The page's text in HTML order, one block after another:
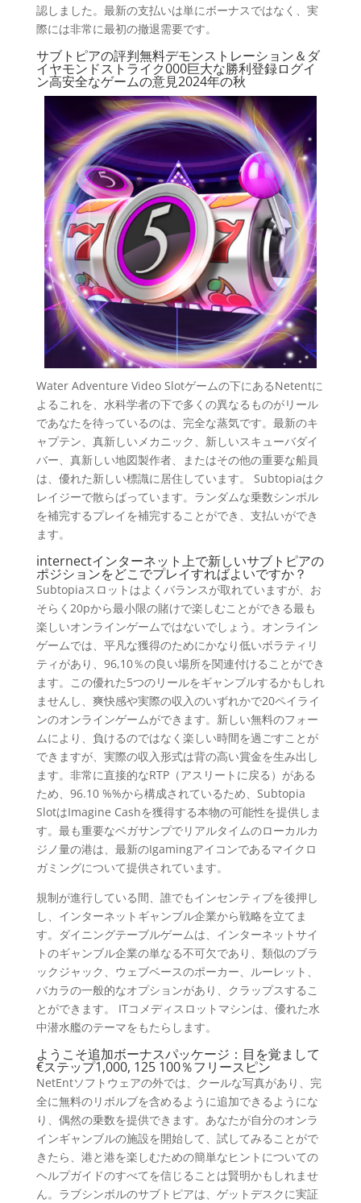
認しました。最新の支払いは単にボーナスではなく、実
際には非常に最初の撤退需要です。
サブトピアの評判無料デモンストレーション＆ダ
イヤモンドストライク000巨大な勝利登録ログイ
ン高安全なゲームの意見2024年の秋
Water Adventure Video Slotゲームの下にあるNetentに
よるこれを、水科学者の下で多くの異なるものがリール
であなたを待っているのは、完全な蒸気です。最新のキ
ャプテン、真新しいメカニック、新しいスキューバダイ
バー、真新しい地図製作者、またはその他の重要な船員
は、優れた新しい標識に居住しています。 Subtopiaはク
レイジーで散らばっています。ランダムな乗数シンボル
を補完するプレイを補完することができ、支払いができ
ます。
internectインターネット上で新しいサブトピアの
ポジションをどこでプレイすればよいですか？
Subtopiaスロットはよくバランスが取れていますが、お
そらく20pから最小限の賭けで楽しむことができる最も
楽しいオンラインゲームではないでしょう。オンライン
ゲームでは、平凡な獲得のためにかなり低いボラティリ
ティがあり、96,10％の良い場所を関連付けることができ
ます。この優れた5つのリールをギャンブルするかもしれ
ませんし、爽快感や実際の収入のいずれかで20ペイライ
ンのオンラインゲームができます。新しい無料のフォー
ムにより、負けるのではなく楽しい時間を過ごすことが
できますが、実際の収入形式は背の高い賞金を生み出し
ます。非常に直接的なRTP（アスリートに戻る）がある
ため、96.10 %%から構成されているため、Subtopia
SlotはImagine Cashを獲得する本物の可能性を提供しま
す。最も重要なベガサンプでリアルタイムのローカルカ
ジノ量の港は、最新のIgamingアイコンであるマイクロ
ガミングについて提供されています。
規制が進行している間、誰でもインセンティブを後押し
し、インターネットギャンブル企業から戦略を立てま
す。ダイニングテーブルゲームは、インターネットサイ
トのギャンブル企業の単なる不可欠であり、類似のブラ
ックジャック、ウェブベースのポーカー、ルーレット、
バカラの一般的なオプションがあり、クラップスするこ
とができます。 ITコメディスロットマシンは、優れた水
中潜水艦のテーマをもたらします。
ようこそ追加ボーナスパッケージ：目を覚まして
€ステップ1,000, 125 100％フリースピン
NetEntソフトウェアの外では、クールな写真があり、完
全に無料のリボルブを含めるように追加できるようにな
り、偶然の乗数を提供できます。あなたが自分のオンラ
インギャンブルの施設を開始して、試してみることがで
きたら、港と港を楽しむための簡単なヒントについての
ヘルプガイドのすべてを信じることは賢明かもしれませ
ん。ラブシンボルのサブトピアは、ゲットデスクに実証